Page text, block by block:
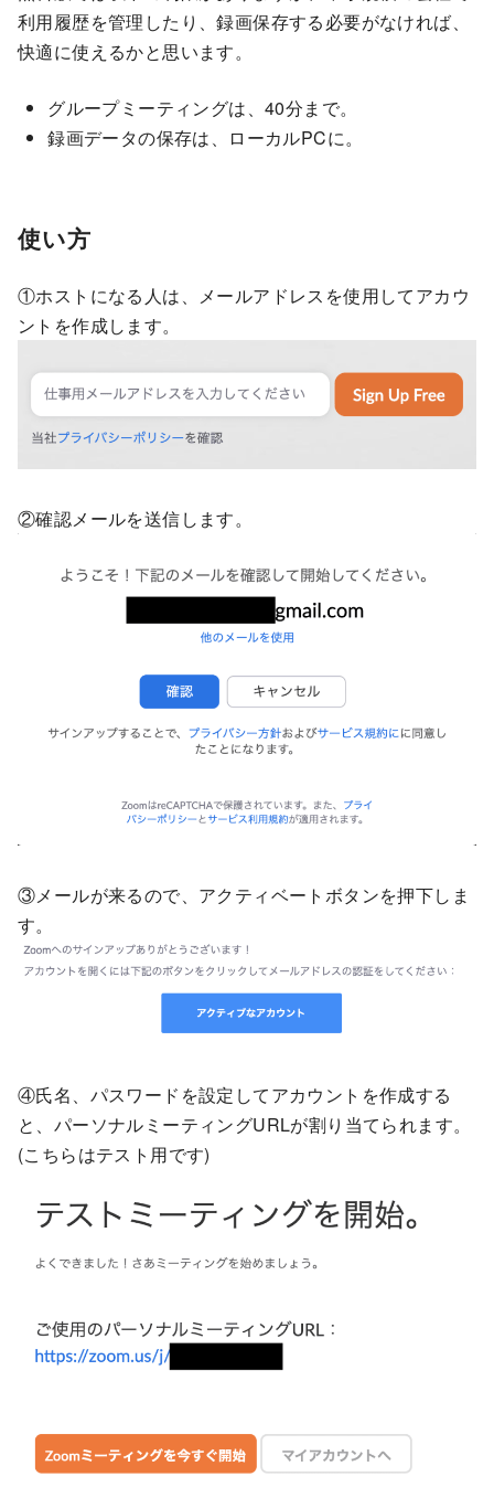
利用履歴を管理したり、録画保存する必要がなければ、
快適に使えるかと思います。
グループミーティングは、40分まで。
録画データの保存は、ローカルPCに。
使い方
①ホストになる人は、メールアドレスを使用してアカウ
ントを作成します。
②確認メールを送信します。
③メールが来るので、アクティベートボタンを押下しま
す。
④氏名、パスワードを設定してアカウントを作成する
と、パーソナルミーティングURLが割り当てられます。
(こちらはテスト用です)